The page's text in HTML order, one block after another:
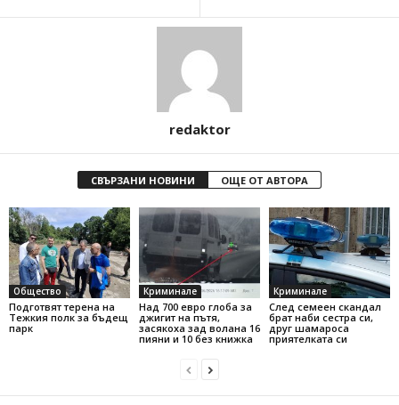
redaktor
СВЪРЗАНИ НОВИНИ ОЩЕ ОТ АВТОРА
Общество
Подготвят терена на
Тежкия полк за бъдещ
парк
Криминале
Над 700 евро глоба за
джигит на пътя,
засякоха зад волана 16
пияни и 10 без книжка
Криминале
След семеен скандал
брат наби сестра си,
друг шамароса
приятелката си